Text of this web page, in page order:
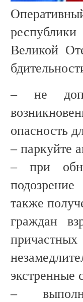
Великой
– не
опасность
– паркуйте
– при
также
граждан
экстренные
–